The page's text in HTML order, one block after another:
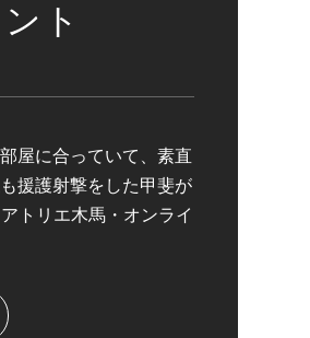
ト
屋に合っていて、素直
援護射撃をした甲斐が
トリエ木馬・オンライ